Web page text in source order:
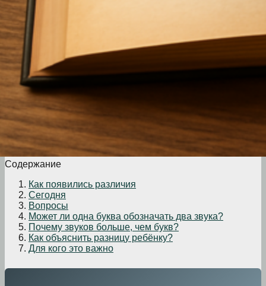
Содержание
Как появились различия
Сегодня
Вопросы
Может ли одна буква обозначать два звука?
Почему звуков больше, чем букв?
Как объяснить разницу ребёнку?
Для кого это важно